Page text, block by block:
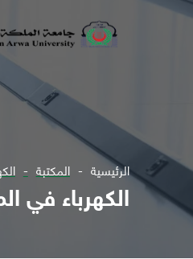
الرئيسية المكتبة
الكهرباء في